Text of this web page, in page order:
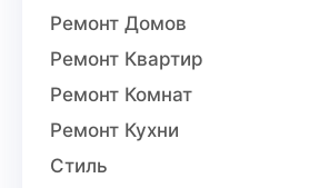
Ремонт Домов
Ремонт Квартир
Ремонт Комнат
Ремонт Кухни
Стиль